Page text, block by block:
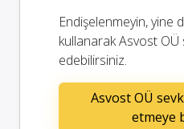
Endişelenmeyin, yine
kullanarak Asvost OÜ
edebilirsiniz.
Asvost OÜ
etmeye